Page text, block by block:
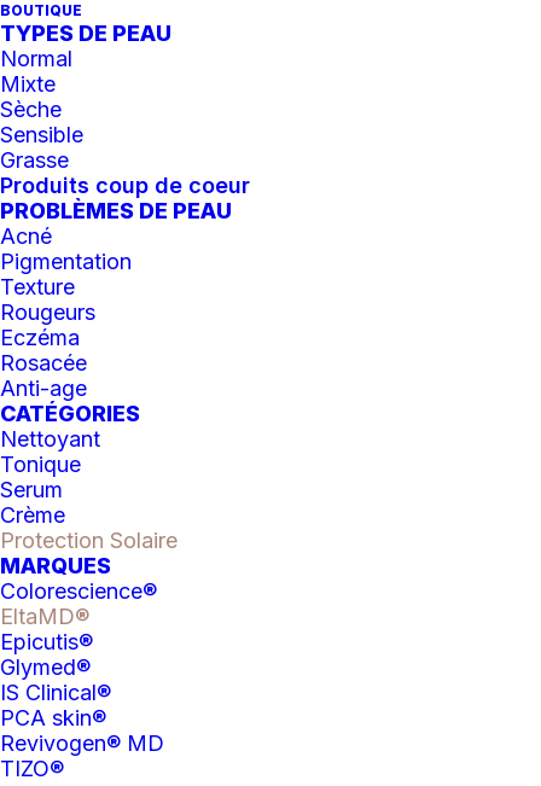
BOUTIQUE
TYPES DE PEAU
Normal
Mixte
Sèche
Sensible
Grasse
Produits coup de coeur
PROBLÈMES DE PEAU
Acné
Pigmentation
Texture
Rougeurs
Eczéma
Rosacée
Anti-age
CATÉGORIES
Nettoyant
Tonique
Serum
Crème
Protection Solaire
MARQUES
Colorescience®
EltaMD®
Epicutis®
Glymed®
IS Clinical®
PCA skin®
Revivogen® MD
TIZO®
UV Daily (version teintée)
81.67
En rupture d'inventaire
Catégorie
DESCRIPTION
40 est un écran solaire hydratant
transparent et léger. Il est formulé avec
de l’acide hyaluronique pour réduire
l’apparence des ridules et des rides. Les
produits teintés et non teintés sont
basés sur la même formule hydratante
populaire. EltaMD UV Daily est idéal
pour une utilisation quotidienne sur les
peaux normales et mixtes et peut être